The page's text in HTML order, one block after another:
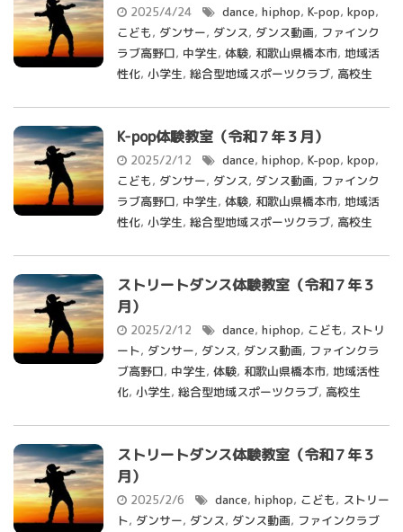
2025/4/24 dance, hiphop, K-pop, kpop,
こども, ダンサー, ダンス, ダンス動画, ファインク
ラブ高野口, 中学生, 体験, 和歌山県橋本市, 地域活
性化, 小学生, 総合型地域スポーツクラブ, 高校生
K-pop体験教室（令和７年３月）
2025/2/12 dance, hiphop, K-pop, kpop,
こども, ダンサー, ダンス, ダンス動画, ファインク
ラブ高野口, 中学生, 体験, 和歌山県橋本市, 地域活
性化, 小学生, 総合型地域スポーツクラブ, 高校生
ストリートダンス体験教室（令和７年３
月）
2025/2/12 dance, hiphop, こども, ストリ
ート, ダンサー, ダンス, ダンス動画, ファインクラ
ブ高野口, 中学生, 体験, 和歌山県橋本市, 地域活性
化, 小学生, 総合型地域スポーツクラブ, 高校生
ストリートダンス体験教室（令和７年３
月）
2025/2/6 dance, hiphop, こども, ストリー
ト, ダンサー, ダンス, ダンス動画, ファインクラブ